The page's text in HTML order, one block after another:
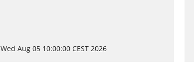
Wed Aug 05 10:00:00 CEST 2026